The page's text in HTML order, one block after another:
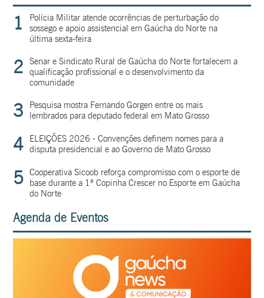
1
Polícia Militar atende ocorrências de perturbação do
sossego e apoio assistencial em Gaúcha do Norte na
última sexta-feira
2
Senar e Sindicato Rural de Gaúcha do Norte fortalecem a
qualificação profissional e o desenvolvimento da
comunidade
3
Pesquisa mostra Fernando Gorgen entre os mais
lembrados para deputado federal em Mato Grosso
4
ELEIÇÕES 2026 - Convenções definem nomes para a
disputa presidencial e ao Governo de Mato Grosso
5 Cooperativa Sicoob reforça compromisso com o esporte de
base durante a 1ª Copinha Crescer no Esporte em Gaúcha
do Norte
Agenda de Eventos